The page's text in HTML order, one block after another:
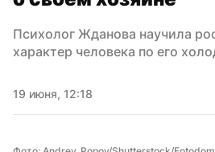
Психолог Жданова научила
характер человека по его
19 июня, 12:18